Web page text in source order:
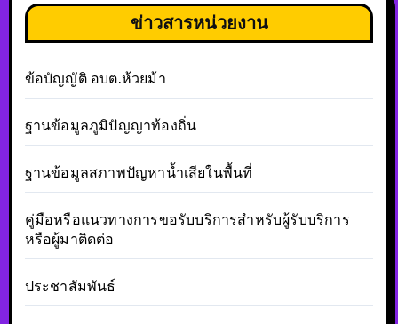
ข่าวสารหน่วยงาน
ข้อบัญญัติ อบต.ห้วยม้า
ฐานข้อมูลภูมิปัญญาท้องถิ่น
ฐานข้อมูลสภาพปัญหาน้ำเสียในพื้นที่
คู่มือหรือแนวทางการขอรับบริการสำหรับผู้รับบริการ
หรือผู้มาติดต่อ
ประชาสัมพันธ์